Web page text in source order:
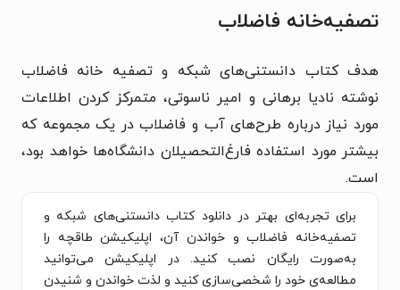
تصفیه‌خانه فاضلاب
هدف کتاب دانستنی‌های شبکه و تصفیه خانه فاضلاب
نوشته نادیا برهانی و امیر ناسوتی، متمرکز کردن اطلاعات
مورد نیاز درباره طرح‌های آب و فاضلاب در یک مجموعه که
بیشتر مورد استفاده فارغ‌التحصیلان دانشگاه‌ها خواهد بود،
است.
برای تجربه‌ای بهتر در دانلود کتاب دانستنی‌های شبکه و
تصفیه‌خانه فاضلاب و خواندن آن، اپلیکیشن طاقچه را
به‌صورت رایگان نصب کنید. در اپلیکیشن می‌توانید
مطالعه‌ی خود را شخصی‌سازی کنید و لذت خواندن و شنیدن